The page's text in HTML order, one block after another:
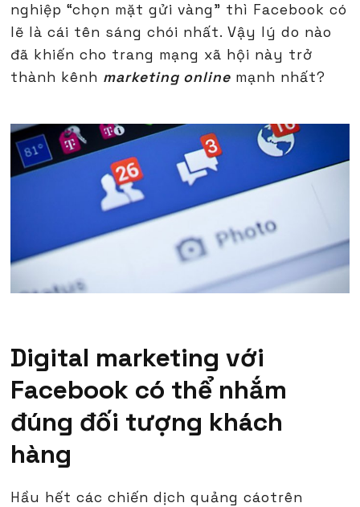
nghiệp “chọn mặt gửi vàng” thì Facebook có
lẽ là cái tên sáng chói nhất. Vậy lý do nào
đã khiến cho trang mạng xã hội này trở
thành kênh marketing online mạnh nhất?
Digital marketing với
Facebook có thể nhắm
đúng đối tượng khách
hàng
Hầu hết các chiến dịch quảng cáotrên